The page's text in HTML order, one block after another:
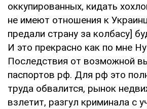
оккупированных, кидать
не имеют отношения к
предали страну за колбасу]
И это прекрасно как по мне
Последствия от возможной
паспортов рф. Для рф это
труда обвалится, рынок
взлетит, разгул криминала с